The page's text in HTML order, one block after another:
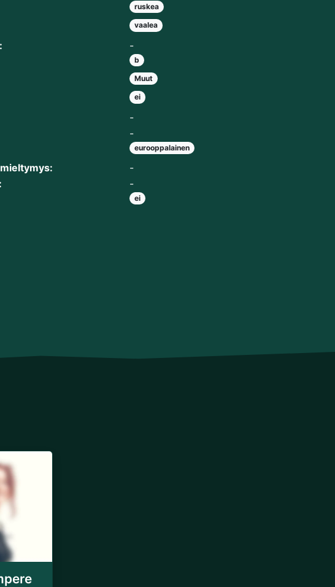
ruskea
vaalea
-
b
Muut
ei
-
-
eurooppalainen
-
-
ei